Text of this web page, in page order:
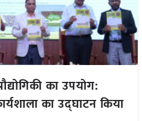
का उपयोग:
का उद्घाटन किया